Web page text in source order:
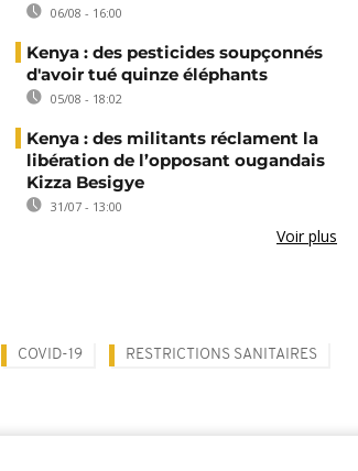
06/08 - 16:00
Kenya : des pesticides soupçonnés
d'avoir tué quinze éléphants
05/08 - 18:02
Kenya : des militants réclament la
libération de l’opposant ougandais
Kizza Besigye
31/07 - 13:00
Voir plus
COVID-19 RESTRICTIONS SANITAIRES